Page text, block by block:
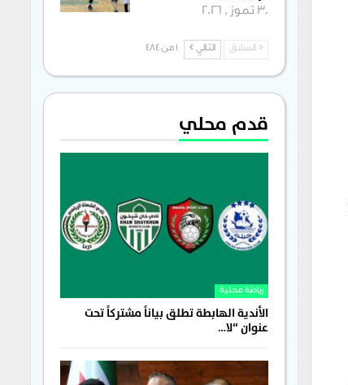
30 تموز , 2026
السابق التالي 1 من 484
قدم محلي
رياضة محلية
الأندية الهابطة تطلق بياناً مشتركاً تحت
عنوان “لا…